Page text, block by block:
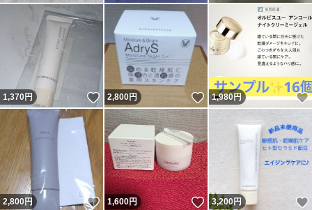
1,370円 いいね！
2,800円 いいね！
1,980円
2,800円 いいね！
1,600円 いいね！
3,200円